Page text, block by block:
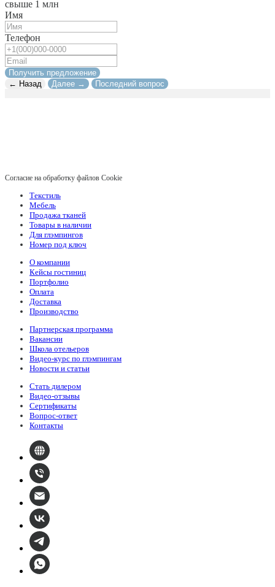
свыше 1 млн
Имя
Телефон
Получить предложение
← Назад
Далее → Последний вопрос
Согласие на обработку файлов Cookie
Текстиль
Мебель
Продажа тканей
Товары в наличии
Для глэмпингов
Номер под ключ
О компании
Кейсы гостиниц
Портфолио
Оплата
Доставка
Производство
Партнерская программа
Вакансии
Школа отельеров
Видео-курс по глэмпингам
Новости и статьи
Стать дилером
Видео-отзывы
Сертификаты
Вопрос-ответ
Контакты